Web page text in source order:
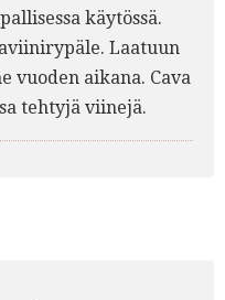
käytössä.
Laatuun
vuoden aikana. Cava
tehtyjä viinejä.